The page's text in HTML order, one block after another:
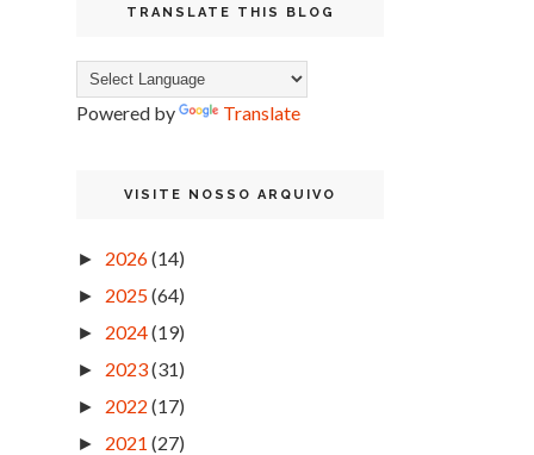
TRANSLATE THIS BLOG
Powered by Translate
VISITE NOSSO ARQUIVO
► 2026(14)
► 2025(64)
► 2024(19)
► 2023(31)
► 2022 (17)
► 2021 (27)